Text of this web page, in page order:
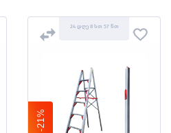
24 დღე 8 სთ 57 წთ
-21%